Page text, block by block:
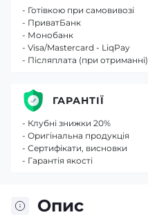
Опис
- Готівкою при самовивозі
- ПриватБанк
- Монобанк
- Visa/Mastercard - LiqPay
- Післяплата (при отриманні)
ГАРАНТІЇ
- Клубні знижки 20%
- Оригінальна продукція
- Сертифікати, висновки
- Гарантія якості